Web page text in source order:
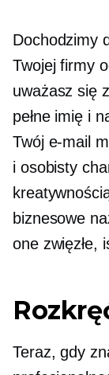
Dochodzimy
Twojej firmy
uważasz się
pełne imię i
Twój e-mail
i osobisty
biznesowe
one zwięzłe,
Teraz, gdy